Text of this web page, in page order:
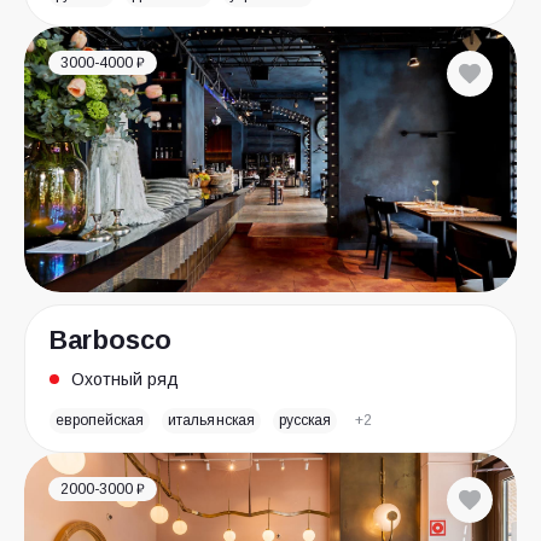
3000-4000 ₽
Barbosco
Охотный ряд
европейская итальянская русская +2
2000-3000 ₽